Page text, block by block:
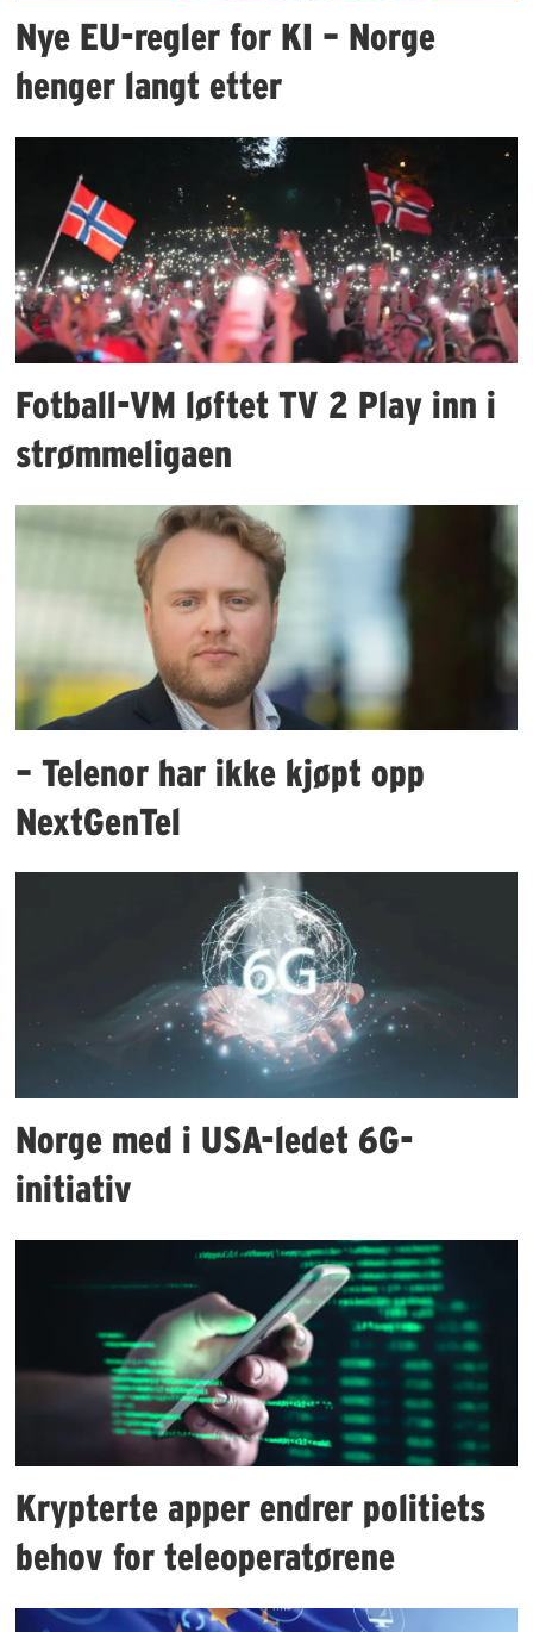
Nye EU-regler for KI – Norge
henger langt etter
Fotball-VM løftet TV 2 Play inn i
strømmeligaen
– Telenor har ikke kjøpt opp
NextGenTel
Norge med i USA-ledet 6G-
initiativ
Krypterte apper endrer politiets
behov for teleoperatørene